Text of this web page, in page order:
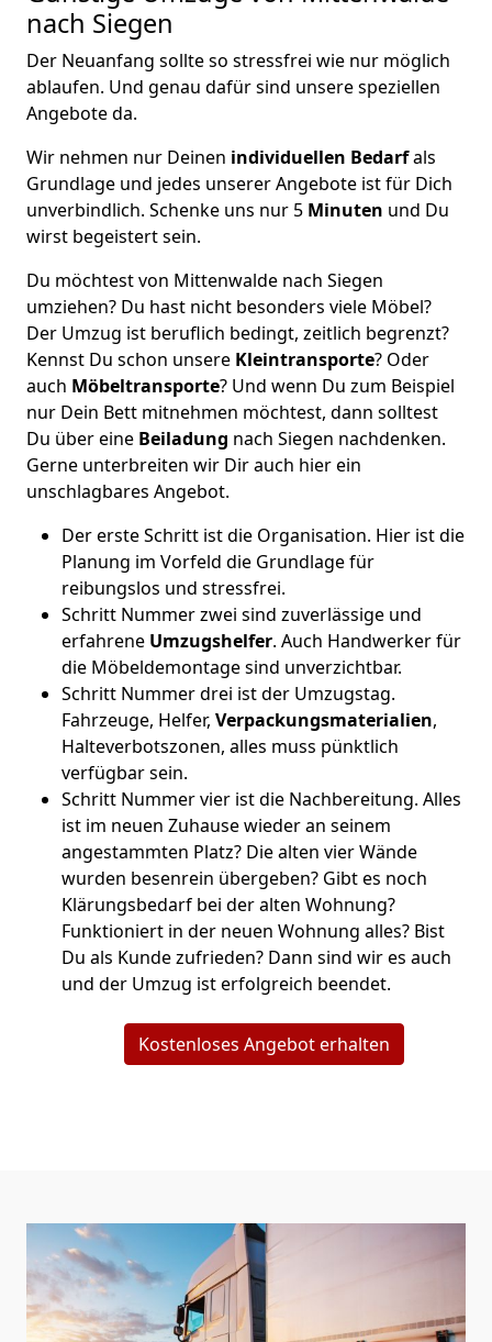
nach Siegen
Der Neuanfang sollte so stressfrei wie nur möglich
ablaufen. Und genau dafür sind unsere speziellen
Angebote da.
Wir nehmen nur Deinen individuellen Bedarfals
Grundlage und jedes unserer Angebote ist für Dich
unverbindlich. Schenke uns nur 5 Minuten und Du
wirst begeistert sein.
Du möchtest von Mittenwalde nach Siegen
umziehen? Du hast nicht besonders viele Möbel?
Der Umzug ist beruflich bedingt, zeitlich begrenzt?
Kennst Du schon unsere Kleintransporte? Oder
auch Möbeltransporte? Und wenn Du zum Beispiel
nur Dein Bett mitnehmen möchtest, dann solltest
Du über eine Beiladung nach Siegen nachdenken.
Gerne unterbreiten wir Dir auch hier ein
unschlagbares Angebot.
Der erste Schritt ist die Organisation. Hier ist die
Planung im Vorfeld die Grundlage für
reibungslos und stressfrei.
Schritt Nummer zwei sind zuverlässige und
erfahrene Umzugshelfer. Auch Handwerker für
die Möbeldemontage sind unverzichtbar.
Schritt Nummer drei ist der Umzugstag.
Fahrzeuge, Helfer, Verpackungsmaterialien,
Halteverbotszonen, alles muss pünktlich
verfügbar sein.
Schritt Nummer vier ist die Nachbereitung. Alles
ist im neuen Zuhause wieder an seinem
angestammten Platz? Die alten vier Wände
wurden besenrein übergeben? Gibt es noch
Klärungsbedarf bei der alten Wohnung?
Funktioniert in der neuen Wohnung alles? Bist
Du als Kunde zufrieden? Dann sind wir es auch
und der Umzug ist erfolgreich beendet.
Kostenloses Angebot erhalten